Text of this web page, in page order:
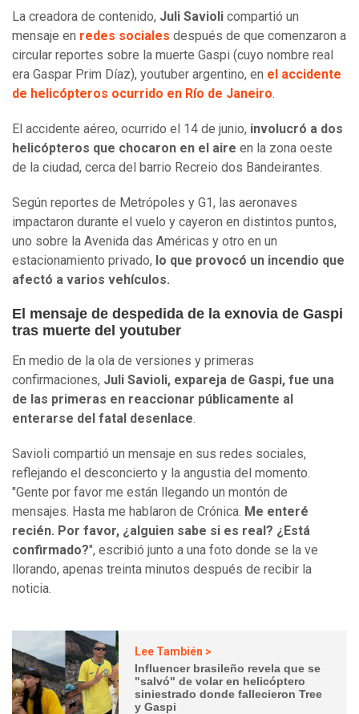
La creadora de contenido, Juli Savioli compartió un
mensaje en redes sociales después de que comenzaron a
circular reportes sobre la muerte Gaspi (cuyo nombre real
era Gaspar Prim Díaz), youtuber argentino, en el accidente
de helicópteros ocurrido en Río de Janeiro.
El accidente aéreo, ocurrido el 14 de junio, involucró a dos
helicópteros que chocaron en el aire en la zona oeste
de la ciudad, cerca del barrio Recreio dos Bandeirantes.
Según reportes de Metrópoles y G1, las aeronaves
impactaron durante el vuelo y cayeron en distintos puntos,
uno sobre la Avenida das Américas y otro en un
estacionamiento privado, lo que provocó un incendio que
afectó a varios vehículos.
El mensaje de despedida de la exnovia de Gaspi
tras muerte del youtuber
En medio de la ola de versiones y primeras
confirmaciones, Juli Savioli, expareja de Gaspi, fue una
de las primeras en reaccionar públicamente al
enterarse del fatal desenlace.
Savioli compartió un mensaje en sus redes sociales,
reflejando el desconcierto y la angustia del momento.
"Gente por favor me están llegando un montón de
mensajes. Hasta me hablaron de Crónica. Me enteré
recién. Por favor, ¿alguien sabe si es real? ¿Está
confirmado?", escribió junto a una foto donde se la ve
llorando, apenas treinta minutos después de recibir la
noticia.
Lee También >
Influencer brasileño revela que se
"salvó" de volar en helicóptero
siniestrado donde fallecieron Tree
y Gaspi